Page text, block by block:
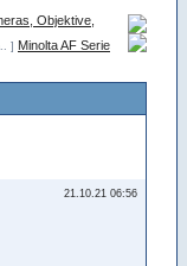
Objektive,
] Minolta AF Serie
21.10.21 06:56